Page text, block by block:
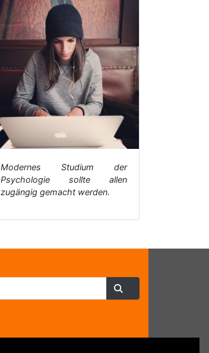
Modernes Studium der
Psychologie sollte allen
zugängig gemacht werden.